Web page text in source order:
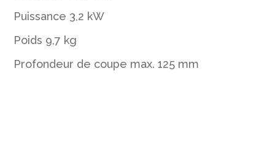
Puissance 3,2 kW
Poids 9,7 kg
Profondeur de coupe max. 125 mm